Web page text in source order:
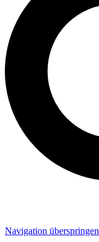
Navigation überspringen